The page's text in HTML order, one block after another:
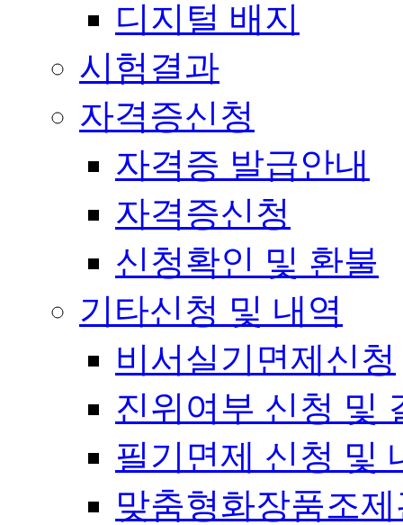
디지털 배지
시험결과
자격증신청
자격증 발급안내
자격증신청
신청확인 및 환불
기타신청 및 내역
비서실기면제신청
진위여부 신청 및
필기면제 신청 및
맞춤형화장품조